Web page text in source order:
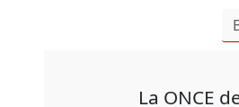
La ONCE